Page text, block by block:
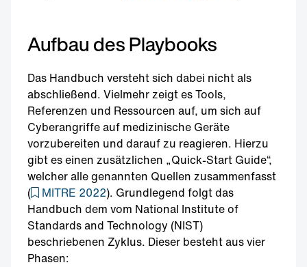
Aufbau des Playbooks
Das Handbuch versteht sich dabei nicht als
abschließend. Vielmehr zeigt es Tools,
Referenzen und Ressourcen auf, um sich auf
Cyberangriffe auf medizinische Geräte
vorzubereiten und darauf zu reagieren. Hierzu
gibt es einen zusätzlichen „Quick-Start Guide“,
welcher alle genannten Quellen zusammenfasst
(
MITRE 2022). Grundlegend folgt das
Handbuch dem vom National Institute of
Standards and Technology (NIST)
beschriebenen Zyklus. Dieser besteht aus vier
Phasen: